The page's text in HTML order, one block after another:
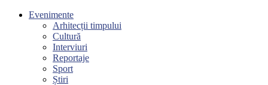
Evenimente
Arhitecții timpului
Cultură
Interviuri
Reportaje
Sport
Știri